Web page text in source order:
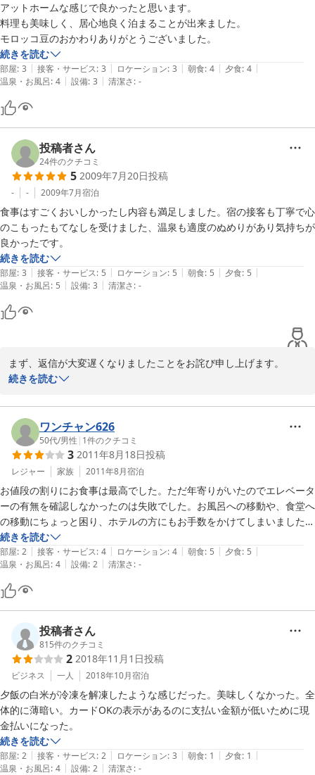
アットホームな感じで良かったと思います。
料理も美味しく、居心地良く泊まることが出来ました。
モロッコ豆のおかわりありがとうございました。
続きを読む
部屋: 3 | 接客・サービス: 3 | ロケーション: 3 | 朝食: 4 | 夕食: 4 |
温泉・お風呂: 4 | 設備: 3 | 清潔さ: -
投稿者さん
24件のクチコミ
5 2009年7月20日投稿
- - 2009年7月宿泊
食事はすごくおいしかったし内容も満足しました。宿の接客も丁寧で心
のこもったもてなしを受けました、温泉も適度のぬめりがあり気持ちが
良かったです。
続きを読む
部屋: 3 | 接客・サービス: 5 | ロケーション: 5 | 朝食: 5 | 夕食: 5 |
温泉・お風呂: 5 | 設備: 3 | 清潔さ: -
まず、返信が大変遅くなりましたことをお詫び申し上げます。
この度は当館をご利用くださいまして、誠にありがとうございまし
行き届かない点もあったかと思いますが、喜んでいただけて当館も
嬉しい限りです。またのお越しを心よりお待ち申し上げておりま
す。
2009-09-09
続きを読む
ワンチャン626
50代/男性 | 1件のクチコミ
3 2011年8月18日投稿
レジャー 家族 2011年8月宿泊
お値段の割りにお食事は最高でした。ただ年寄りがいたのでエレベータ
ーの有無を確認しなかったのは失敗でした。お風呂への移動や、食堂へ
の移動にちょっと困り、ホテルの方にもお手数をかけてしまいました。
ホテルの方には大変親切にしていただいたので感謝してます。
続きを読む
部屋: 2 | 接客・サービス: 4 | ロケーション: 4 | 朝食: 5 | 夕食: 5 |
温泉・お風呂: 4 | 設備: 2 | 清潔さ: -
投稿者さん
815件のクチコミ
2 2018年11月1日投稿
ビジネス 一人 2018年10月宿泊
夕飯の白米が冷凍を解凍したような感じだった。美味しくなかった。全
体的に薄暗い。カードOKの表示があるのに支払い金額が低いために現
金払いになった。
続きを読む
部屋: 2 | 接客・サービス: 2 | ロケーション: 3 | 朝食: 1 | 夕食: 1 |
温泉・お風呂: 4 | 設備: 2 | 清潔さ: -